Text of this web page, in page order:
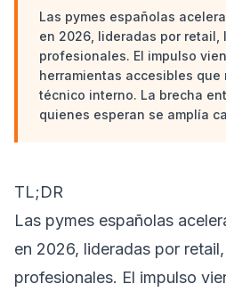
Las pymes españolas
en 2026, lideradas por retail,
profesionales. El impulso
herramientas accesibles que
técnico interno. La brecha
quienes esperan se amplía
TL;DR
Las pymes españolas
en 2026, lideradas por
profesionales. El impulso